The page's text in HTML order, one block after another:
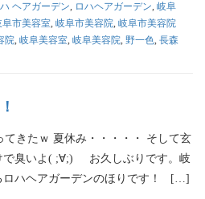
ヘアガーデン, ロハヘアガーデン, 岐阜
阜市美容室, 岐阜市美容院, 岐阜市美容院
院, 岐阜美容室, 岐阜美容院, 野一色, 長森
きたｗ 夏休み・・・・・ そして玄
で臭いよ( ;∀;) お久しぶりです。岐
ロハヘアガーデンのほりです！ […]